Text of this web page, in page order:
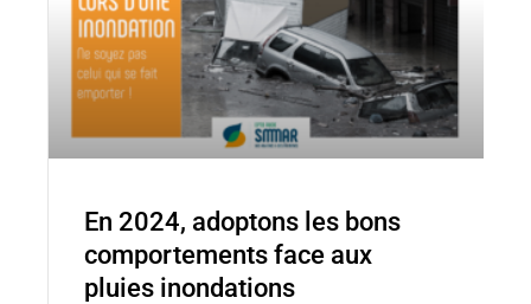
En 2024, adoptons les bons
comportements face aux
pluies inondations